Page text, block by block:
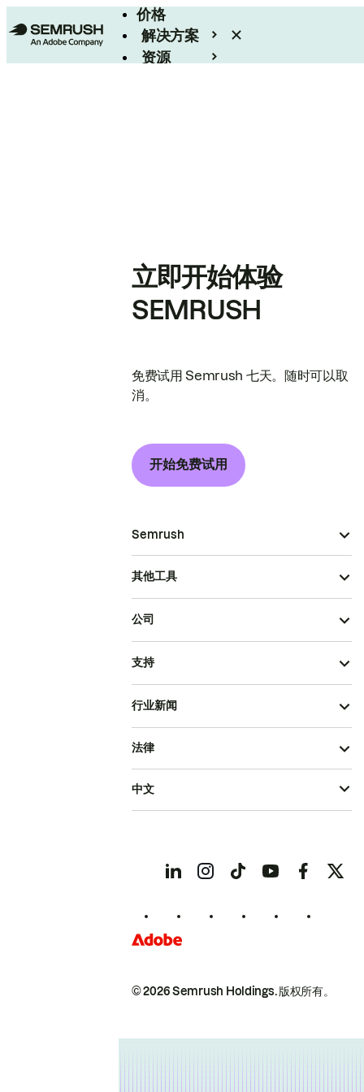
价格
解决方案
资源
立即开始体验
SEMRUSH
免费试用 Semrush 七天。随时可以取
消。
开始免费试用
Semrush
其他工具
公司
支持
行业新闻
© 2026 Semrush Holdings.版权所有。
法律
中文